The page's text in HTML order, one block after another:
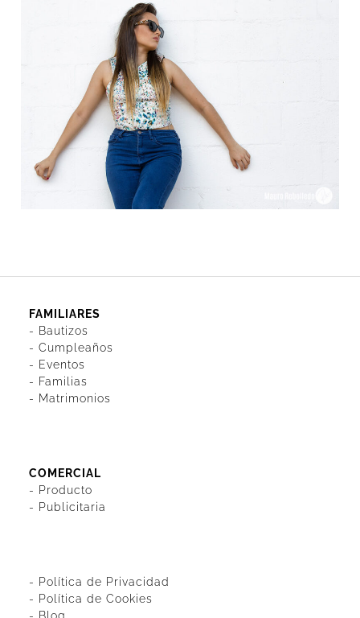
FAMILIARES
- Bautizos
- Cumpleaños
- Eventos
- Familias
- Matrimonios
COMERCIAL
- Producto
- Publicitaria
- Política de Privacidad
- Política de Cookies